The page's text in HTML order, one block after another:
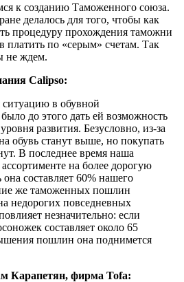
к созданию Таможенного союза.
делалось для того, чтобы как
процедуру прохождения таможни
платить по «серым» счетам. Так
не ждем.
Calipso:
ситуацию в обувной
до этого дать ей возможность
развития. Безусловно, из-за
обувь станут выше, но покупать
В последнее время наша
на более дорогую
составляет 60% нашего
же таможенных пошлин
недорогих повседневных
незначительно: если
составляет около 65
пошлин она поднимется
Карапетян, фирма Tofa: